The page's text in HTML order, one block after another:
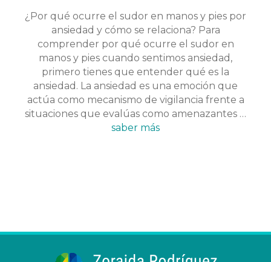
¿Por qué ocurre el sudor en manos y pies por
ansiedad y cómo se relaciona? Para
comprender por qué ocurre el sudor en
manos y pies cuando sentimos ansiedad,
primero tienes que entender qué es la
ansiedad. La ansiedad es una emoción que
actúa como mecanismo de vigilancia frente a
situaciones que evalúas como amenazantes …
saber más